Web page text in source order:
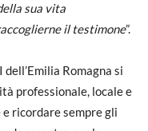
sua vita
il testimone”.
Romagna si
professionale, locale e
e ricordare sempre gli